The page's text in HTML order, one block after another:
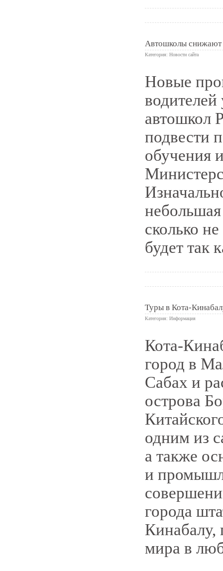
Автошколы снижают
Категория: Новости сайта
Новые
автошкол
подвести
обучения
сколько
будет так
Туры в Кота-
Категория: Информация
Кота-
город в
Сабах и
острова
одним из
а также
и
города
Кинабалу,
мира в